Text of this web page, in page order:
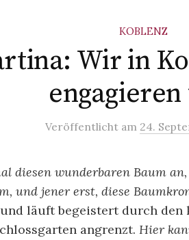
KOBLENZ
Wir in
engagieren
Veröffentlicht am 24.
diesen wunderbaren Baum
und jener erst, diese
läuft begeistert durch
angrenzt. Hier